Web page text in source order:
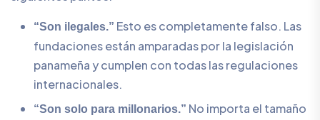
“Son ilegales.” Esto es completamente falso. Las
fundaciones están amparadas por la legislación
panameña y cumplen con todas las regulaciones
internacionales.
“Son solo para millonarios.” No importa el tamaño